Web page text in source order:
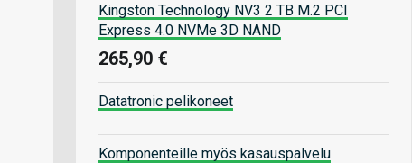
Kingston Technology NV3 2 TB M.2 PCI
Express 4.0 NVMe 3D NAND
265,90 €
Datatronic pelikoneet
Komponenteille myös kasauspalvelu